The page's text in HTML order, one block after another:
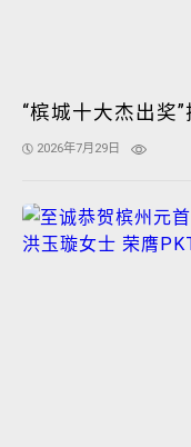
“槟城十大杰出奖
2026年7月29日